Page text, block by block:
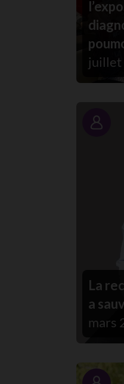
juillet
La
a
mars